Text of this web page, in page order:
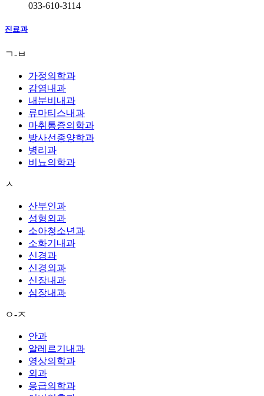
033-610-3114
진료과
ㄱ-ㅂ
가정의학과
감염내과
내분비내과
류마티스내과
마취통증의학과
방사선종양학과
병리과
비뇨의학과
ㅅ
산부인과
성형외과
소아청소년과
소화기내과
신경과
신경외과
신장내과
심장내과
ㅇ-ㅈ
안과
알레르기내과
영상의학과
외과
응급의학과